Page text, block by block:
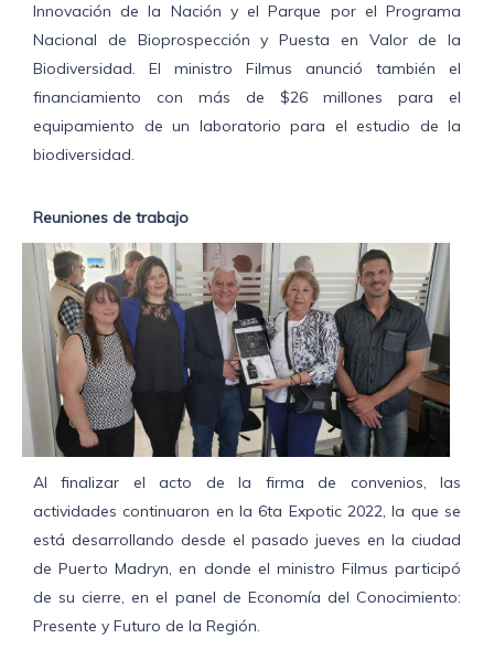
Innovación de la Nación y el Parque por el Programa
Nacional de Bioprospección y Puesta en Valor de la
Biodiversidad. El ministro Filmus anunció también el
financiamiento con más de $26 millones para el
equipamiento de un laboratorio para el estudio de la
biodiversidad.
Reuniones de trabajo
Al finalizar el acto de la firma de convenios, las
actividades continuaron en la 6ta Expotic 2022, la que se
está desarrollando desde el pasado jueves en la ciudad
de Puerto Madryn, en donde el ministro Filmus participó
de su cierre, en el panel de Economía del Conocimiento:
Presente y Futuro de la Región.